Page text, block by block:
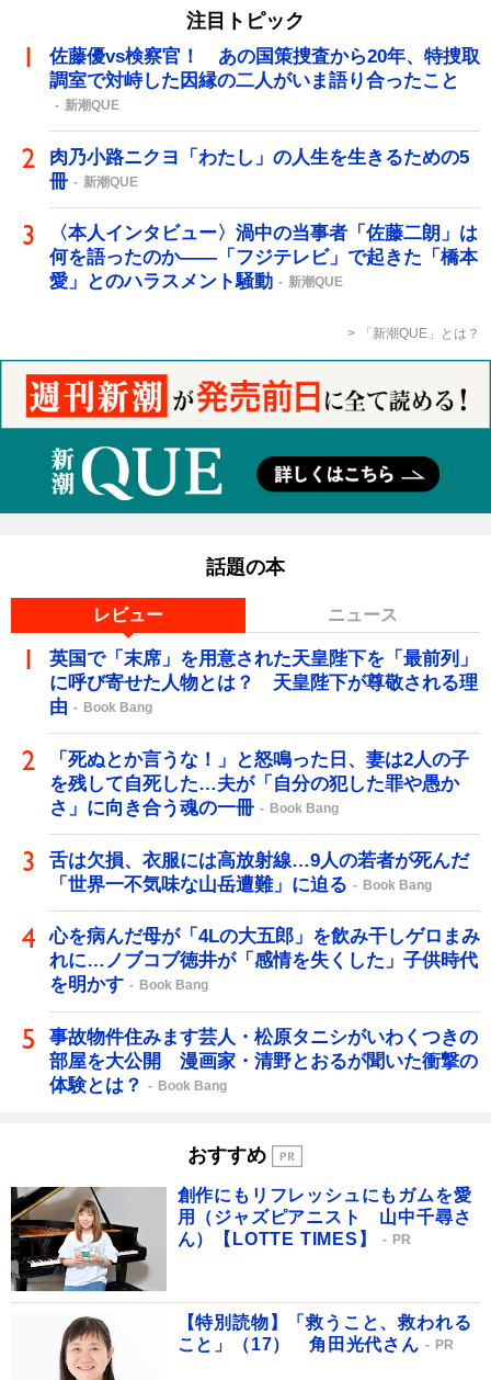
注目トピック
佐藤優vs検察官！ あの国策捜査から20年、特捜取
調室で対峙した因縁の二人がいま語り合ったこと
新潮QUE
肉乃小路ニクヨ「わたし」の人生を生きるための5
冊
新潮QUE
〈本人インタビュー〉渦中の当事者「佐藤二朗」は
何を語ったのか――「フジテレビ」で起きた「橋本
愛」とのハラスメント騒動
新潮QUE
「新潮QUE」とは？
話題の本
レビュー ニュース
英国で「末席」を用意された天皇陛下を「最前列」
に呼び寄せた人物とは？ 天皇陛下が尊敬される理
由
Book Bang
「死ぬとか言うな！」と怒鳴った日、妻は2人の子
を残して自死した…夫が「自分の犯した罪や愚か
さ」に向き合う魂の一冊
Book Bang
舌は欠損、衣服には高放射線…9人の若者が死んだ
「世界一不気味な山岳遭難」に迫る
Book Bang
心を病んだ母が「4Lの大五郎」を飲み干しゲロまみ
れに…ノブコブ徳井が「感情を失くした」子供時代
を明かす
Book Bang
事故物件住みます芸人・松原タニシがいわくつきの
部屋を大公開 漫画家・清野とおるが聞いた衝撃の
体験とは？
Book Bang
おすすめ
創作にもリフレッシュにもガムを愛
用（ジャズピアニスト 山中千尋さ
ん）【LOTTE TIMES】
PR
【特別読物】「救うこと、救われる
こと」（17） 角田光代さん
PR